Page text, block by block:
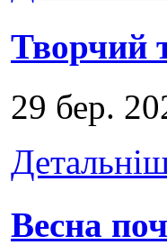
Творчий
29 бер.
Весна